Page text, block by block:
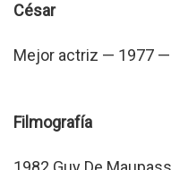
César
Mejor actriz — 1977 —
Filmografía